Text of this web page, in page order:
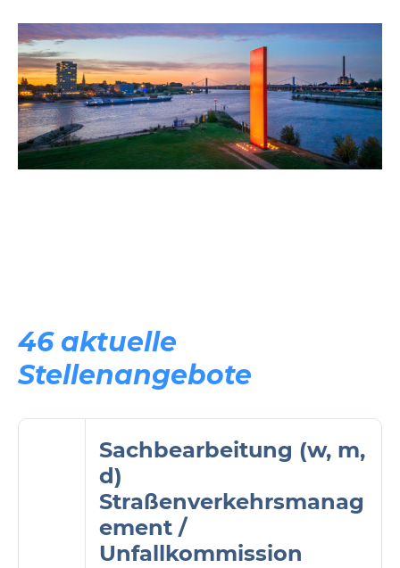
46 aktuelle
Stellenangebote
Sachbearbeitung (w, m,
d)
Straßenverkehrsmanag
ement /
Unfallkommission